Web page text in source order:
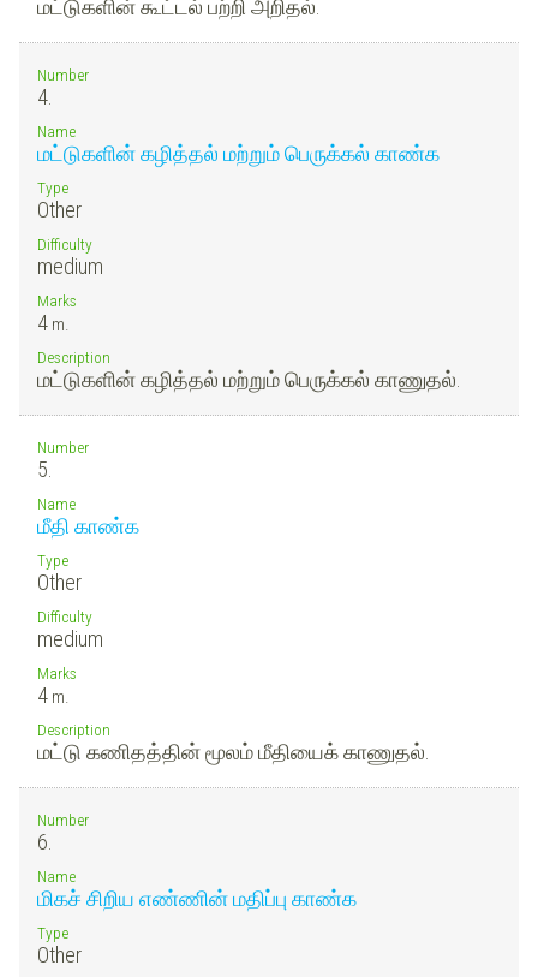
மட்டுகளின் கூட்டல் பற்றி அறிதல்.
Number
4.
Name
மட்டுகளின் கழித்தல் மற்றும் பெருக்கல் காண்க
Type
Other
Difficulty
medium
Marks
4 m.
Description
மட்டுகளின் கழித்தல் மற்றும் பெருக்கல் காணுதல்.
Number
5.
Name
மீதி காண்க
Type
Other
Difficulty
medium
Marks
4 m.
Description
மட்டு கணிதத்தின் மூலம் மீதியைக் காணுதல்.
Number
6.
Name
மிகச் சிறிய எண்ணின் மதிப்பு காண்க
Type
Other